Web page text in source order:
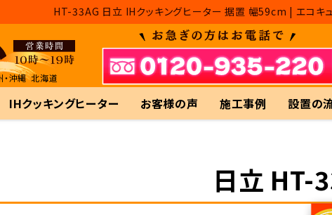
HT-33AG 日立 IHクッキングヒーター 据置 幅59cm | エコキュ
・沖縄 北海道
IHクッキングヒーター お客様の声 施工事例 設置の
日立 HT-